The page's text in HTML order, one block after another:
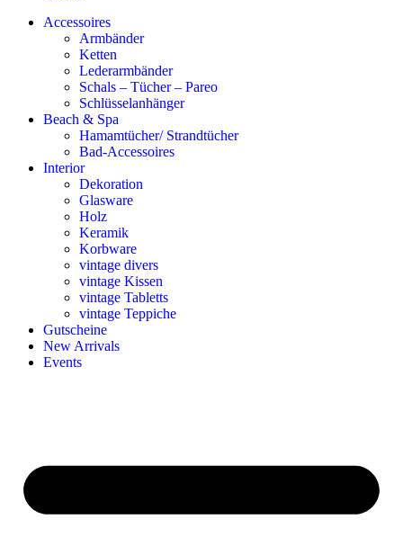
Accessoires
Armbänder
Ketten
Lederarmbänder
Schals – Tücher – Pareo
Schlüsselanhänger
Beach & Spa
Hamamtücher/ Strandtücher
Bad-Accessoires
Interior
Dekoration
Glasware
Holz
Keramik
Korbware
vintage divers
vintage Kissen
vintage Tabletts
vintage Teppiche
Gutscheine
New Arrivals
Events